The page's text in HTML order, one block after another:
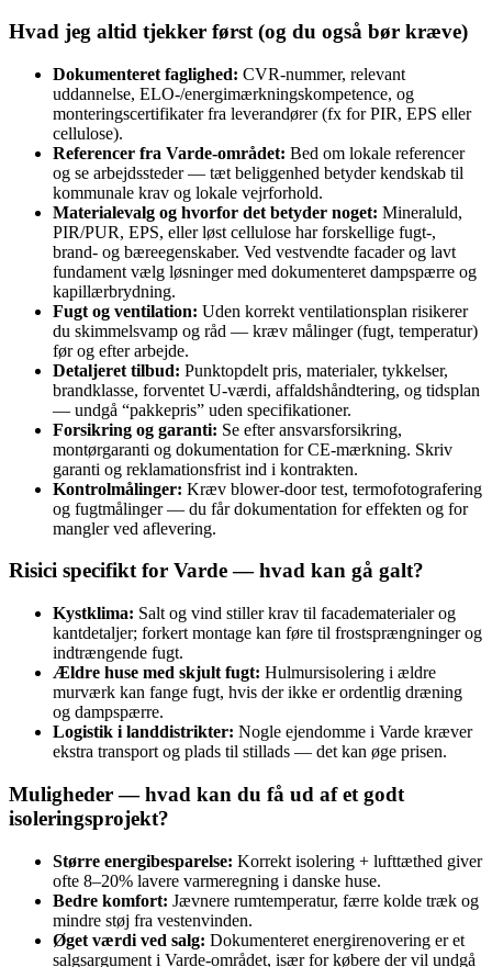
Hvad jeg altid tjekker først (og du også bør kræve)
Dokumenteret faglighed: CVR‑nummer, relevant
uddannelse, ELO‑/energimærkningskompetence, og
monteringscertifikater fra leverandører (fx for PIR, EPS eller
cellulose).
Referencer fra Varde‑området: Bed om lokale referencer
og se arbejdssteder — tæt beliggenhed betyder kendskab til
kommunale krav og lokale vejrforhold.
Materialevalg og hvorfor det betyder noget: Mineraluld,
PIR/PUR, EPS, eller løst cellulose har forskellige fugt-,
brand- og bæreegenskaber. Ved vestvendte facader og lavt
fundament vælg løsninger med dokumenteret dampspærre og
kapillærbrydning.
Fugt og ventilation: Uden korrekt ventilationsplan risikerer
du skimmelsvamp og råd — kræv målinger (fugt, temperatur)
før og efter arbejde.
Detaljeret tilbud: Punktopdelt pris, materialer, tykkelser,
brandklasse, forventet U‑værdi, affaldshåndtering, og tidsplan
— undgå “pakkepris” uden specifikationer.
Forsikring og garanti: Se efter ansvarsforsikring,
montørgaranti og dokumentation for CE‑mærkning. Skriv
garanti og reklamationsfrist ind i kontrakten.
Kontrolmålinger: Kræv blower‑door test, termofotografering
og fugtmålinger — du får dokumentation for effekten og for
mangler ved aflevering.
Risici specifikt for Varde — hvad kan gå galt?
Kystklima: Salt og vind stiller krav til facadematerialer og
kantdetaljer; forkert montage kan føre til frostsprængninger og
indtrængende fugt.
Ældre huse med skjult fugt: Hulmursisolering i ældre
murværk kan fange fugt, hvis der ikke er ordentlig dræning
og dampspærre.
Logistik i landdistrikter: Nogle ejendomme i Varde kræver
ekstra transport og plads til stillads — det kan øge prisen.
Muligheder — hvad kan du få ud af et godt
isoleringsprojekt?
Større energibesparelse: Korrekt isolering + lufttæthed giver
ofte 8–20% lavere varmeregning i danske huse.
Bedre komfort: Jævnere rumtemperatur, færre kolde træk og
mindre støj fra vestenvinden.
Øget værdi ved salg: Dokumenteret energirenovering er et
salgsargument i Varde‑området, især for købere der vil undgå